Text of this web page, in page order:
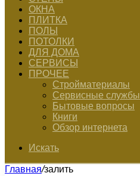
ОКНА
ПЛИТКА
ПОЛЫ
ПОТОЛКИ
ДЛЯ ДОМА
СЕРВИСЫ
ПРОЧЕЕ
Стройматериалы
Сервисные службы
Бытовые вопросы
Книги
Обзор интернета
Искать
Главная/залить